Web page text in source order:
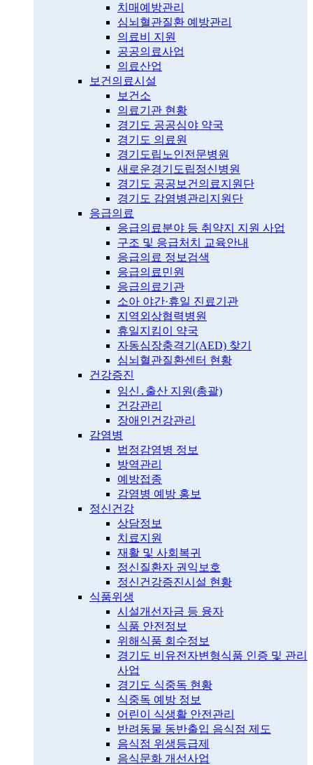
치매예방관리
심뇌혈관질환 예방관리
의료비 지원
공공의료사업
의료산업
보건의료시설
보건소
의료기관 현황
경기도 공공심야 약국
경기도 의료원
경기도립노인전문병원
새로운경기도립정신병원
경기도 공공보건의료지원단
경기도 감염병관리지원단
응급의료
응급의료분야 등 취약지 지원 사업
구조 및 응급처치 교육안내
응급의료 정보검색
응급의료민원
응급의료기관
소아 야간·휴일 진료기관
지역외상협력병원
휴일지킴이 약국
자동심장충격기(AED) 찾기
심뇌혈관질환센터 현황
건강증진
임신․출산 지원(총괄)
건강관리
장애인건강관리
감염병
법정감염병 정보
방역관리
예방접종
감염병 예방 홍보
정신건강
상담정보
치료지원
재활 및 사회복귀
정신질환자 권익보호
정신건강증진시설 현황
식품위생
시설개선자금 등 융자
식품 안전정보
위해식품 회수정보
경기도 비유전자변형식품 인증 및 관리
사업
경기도 식중독 현황
식중독 예방 정보
어린이 식생활 안전관리
반려동물 동반출입 음식점 제도
음식점 위생등급제
음식문화 개선사업